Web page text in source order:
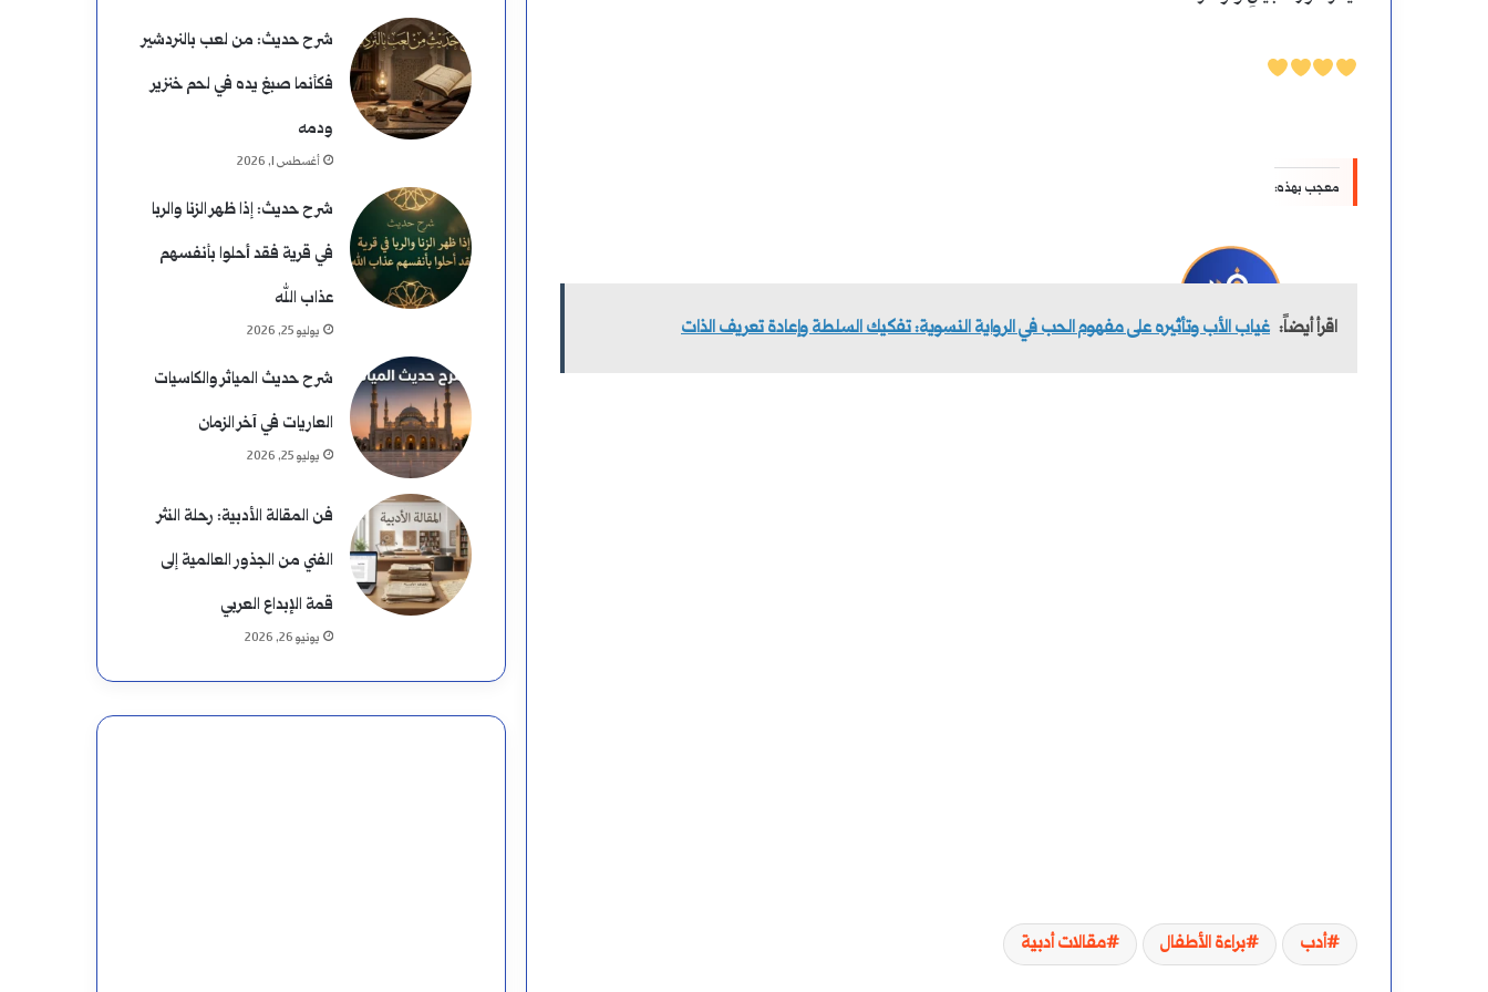
معجب بهذه:
اقرأ أيضاً: غياب الأب وتأثيره على مفهوم الحب في الرواية النسوية: تفكيك السلطة وإعادة تعريف الذات
أدب براءة الأطفال مقالات أدبية
شرح حديث: من لعب بالنردشير
فكأنما صبغ يده في لحم خنزير
ودمه
أغسطس 1, 2026
شرح حديث: إذا ظهر الزنا والربا
في قرية فقد أحلوا بأنفسهم
عذاب الله
يوليو 25, 2026
شرح حديث المياثر والكاسيات
العاريات في آخر الزمان
يوليو 25, 2026
فن المقالة الأدبية: رحلة النثر
الفني من الجذور العالمية إلى
قمة الإبداع العربي
يونيو 26, 2026